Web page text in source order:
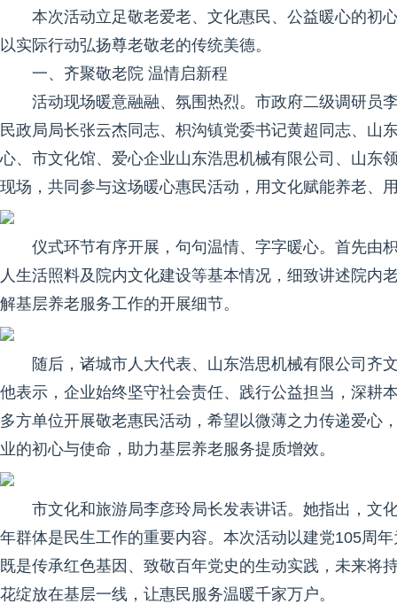
本次活动立足敬老爱老、文化惠民、公益暖心的初
以实际行动弘扬尊老敬老的传统美德。
一、齐聚敬老院 温情启新程
活动现场暖意融融、氛围热烈。市政府二级调研员
民政局局长张云杰同志、枳沟镇党委书记黄超同志、山
心、市文化馆、爱心企业山东浩思机械有限公司、山东
现场，共同参与这场暖心惠民活动，用文化赋能养老、
仪式环节有序开展，句句温情、字字暖心。首先由
人生活照料及院内文化建设等基本情况，细致讲述院内
解基层养老服务工作的开展细节。
随后，诸城市人大代表、山东浩思机械有限公司齐
他表示，企业始终坚守社会责任、践行公益担当，深耕
多方单位开展敬老惠民活动，希望以微薄之力传递爱心
业的初心与使命，助力基层养老服务提质增效。
市文化和旅游局李彦玲局长发表讲话。她指出，文
年群体是民生工作的重要内容。本次活动以建党105周
既是传承红色基因、致敬百年党史的生动实践，未来将
花绽放在基层一线，让惠民服务温暖千家万户。